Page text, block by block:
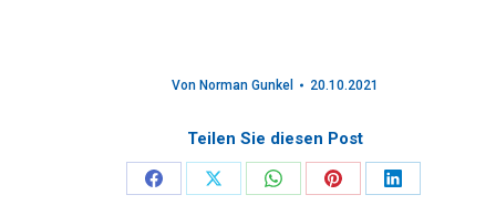
Von Norman Gunkel 20.10.2021
Teilen Sie diesen Post
ShareShareShareShareShare